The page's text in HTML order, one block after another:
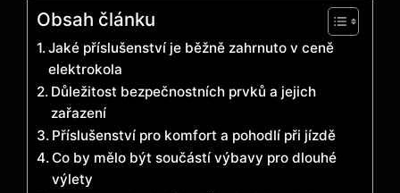
Obsah článku
Jaké příslušenství je běžně zahrnuto v ceně
elektrokola
Důležitost bezpečnostních prvků a jejich
zařazení
Příslušenství pro komfort a pohodlí při jízdě
Co by mělo být součástí výbavy pro dlouhé
výlety